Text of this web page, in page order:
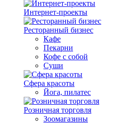
Интернет-проекты
Ресторанный бизнес
Кафе
Пекарни
Кофе с собой
Суши
Сфера красоты
Йога, пилатес
Розничная торговля
Зоомагазины